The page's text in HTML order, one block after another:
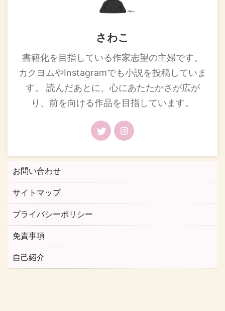
さわこ
書籍化を目指している作家志望の主婦です。
カクヨムやInstagramでも小説を投稿していま
す。 読んだあとに、心にあたたかさが広が
り、前を向ける作品を目指しています。
お問い合わせ
サイトマップ
プライバシーポリシー
免責事項
自己紹介